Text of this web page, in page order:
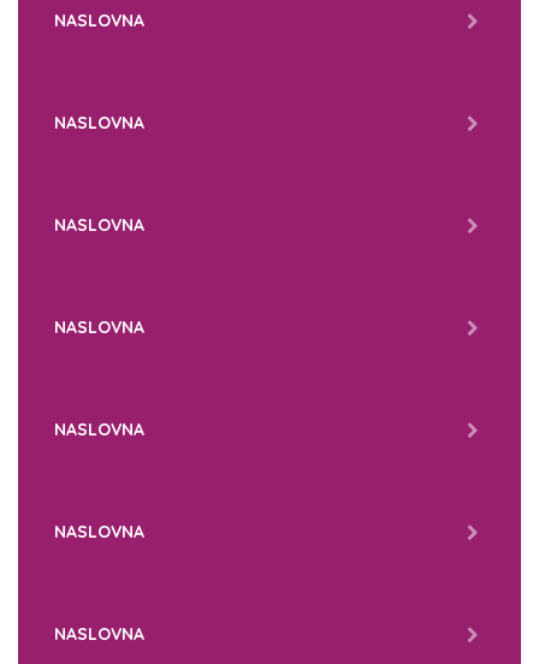
NASLOVNA
NASLOVNA
NASLOVNA
NASLOVNA
NASLOVNA
NASLOVNA
NASLOVNA